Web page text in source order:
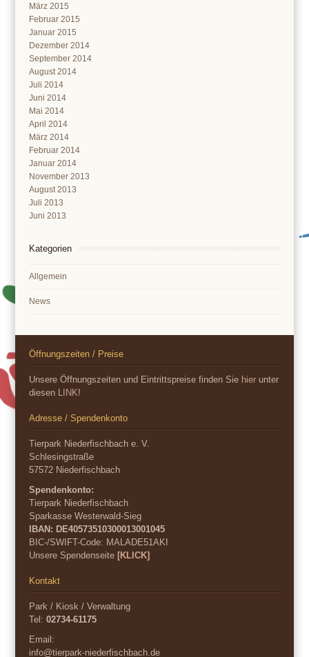
März 2015
Februar 2015
Januar 2015
Dezember 2014
September 2014
August 2014
Juli 2014
Juni 2014
Mai 2014
April 2014
März 2014
Februar 2014
Januar 2014
November 2013
August 2013
Juli 2013
Juni 2013
Kategorien
Allgemein
News
Öffnungszeiten / Preise
Unsere Öffnungszeiten und Eintrittspreise finden Sie hier unter
diesen LINK!
Adresse / Spendenkonto
Tierpark Niederfischbach e. V.
Schlesingstraße
57572 Niederfischbach
Spendenkonto:
Tierpark Niederfischbach
Sparkasse Westerwald-Sieg
IBAN: DE40573510300013001045
BIC-/SWIFT-Code: MALADE51AKI
Unsere Spendenseite[KLICK]
Kontakt
Park / Kiosk / Verwaltung
Tel:02734-61175
Email:
info@tierpark-niederfischbach.de